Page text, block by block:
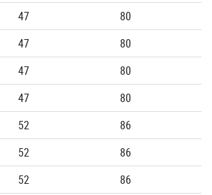
47
80
47
80
47
80
47
80
52
86
52
86
52
86